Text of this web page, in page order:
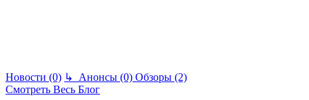
Новости (0) ↳ Анонсы (0) Обзоры (2)
Смотреть Весь Блог